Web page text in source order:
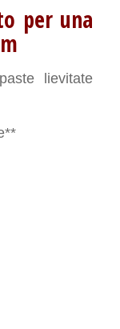
per una
lievitate